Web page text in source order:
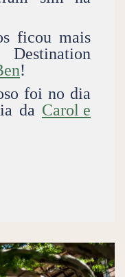
ficou mais
!
foi no dia
da Carol e